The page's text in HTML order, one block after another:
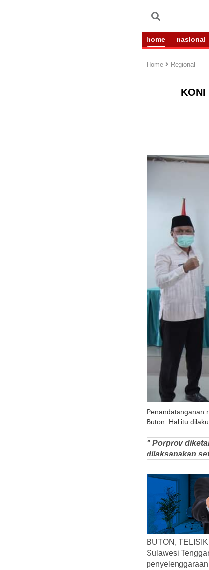
home nasional
Home Regional
Penandatanganan
Buton. Hal itu
" Porprov
dilaksanakan
BUTON,
Sulawesi